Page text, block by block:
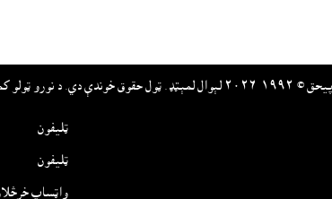
خوندې دي. د نورو ټولو کمپنيو او/يا د هغو د پيداوار نومونه د هغوى خپل ټرېډمارک يا د هغو د څېښتنو ټرېډمارک دي.
ټليفون
ټليفون
واټساپ